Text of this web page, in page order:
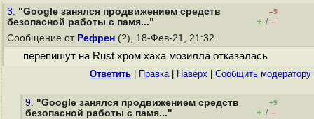
3. "Google занялся продвижением средств
безопасной работы с памя..."
–5
+ / –
Сообщение от Рефрен (?), 18-Фев-21, 21:32
перепишут на Rust хром хаха мозилла отказалась
Ответить Правка| Наверх Cообщить модератору
9. "Google занялся продвижением средств
безопасной работы с памя..."
+9
+ / –